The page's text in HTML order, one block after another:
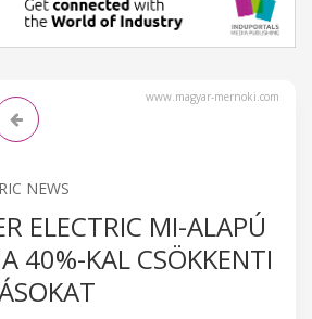
www.magyar-mernoki.com
NEWS
ELECTRIC MI-ALAPÚ
40%-KAL CSÖKKENTI